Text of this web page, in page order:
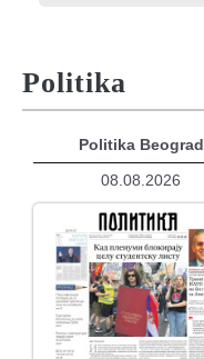
Politika
Politika Beograd
08.08.2026